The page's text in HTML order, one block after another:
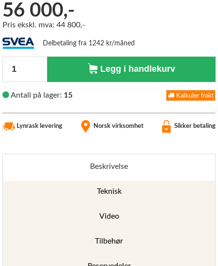
56 000,-
Pris ekskl. mva: 44 800,-
Delbetaling fra 1242 kr/måned
Legg i handlekurv
Antall på lager: 15 Kalkuler frakt
Lynrask levering Norsk virksomhet Sikker betaling
Beskrivelse
Teknisk
Video
Tilbehør